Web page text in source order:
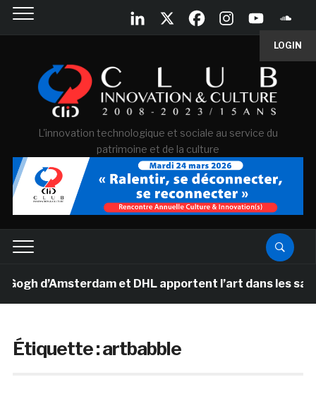
LOGIN
L'innovation technologique et sociale au service du
patrimoine et de la culture
d’Amsterdam et DHL apportent l’art dans les salles
Étiquette :artbabble